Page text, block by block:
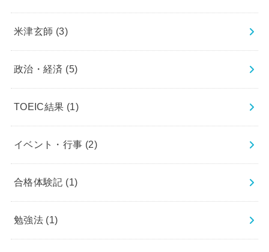
米津玄師 (3)
政治・経済 (5)
TOEIC結果 (1)
イベント・行事 (2)
合格体験記 (1)
勉強法 (1)